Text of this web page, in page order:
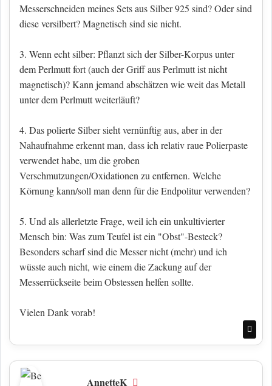
Messerschneiden meines Sets aus Silber 925 sind? Oder sind
diese versilbert? Magnetisch sind sie nicht.
3. Wenn echt silber: Pflanzt sich der Silber-Korpus unter
dem Perlmutt fort (auch der Griff aus Perlmutt ist nicht
magnetisch)? Kann jemand abschätzen wie weit das Metall
unter dem Perlmutt weiterläuft?
4. Das polierte Silber sieht vernünftig aus, aber in der
Nahaufnahme erkennt man, dass ich relativ raue Polierpaste
verwendet habe, um die groben
Verschmutzungen/Oxidationen zu entfernen. Welche
Körnung kann/soll man denn für die Endpolitur verwenden?
5. Und als allerletzte Frage, weil ich ein unkultivierter
Mensch bin: Was zum Teufel ist ein "Obst"-Besteck?
Besonders scharf sind die Messer nicht (mehr) und ich
wüsste auch nicht, wie einem die Zackung auf der
Messerrückseite beim Obstessen helfen sollte.
Vielen Dank vorab!
AnnetteK